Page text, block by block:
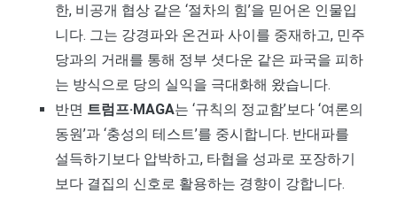
한, 비공개 협상 같은 ‘절차의 힘’을 믿어온 인물입
니다. 그는 강경파와 온건파 사이를 중재하고, 민주
당과의 거래를 통해 정부 셧다운 같은 파국을 피하
는 방식으로 당의 실익을 극대화해 왔습니다.
반면 트럼프·MAGA는 ‘규칙의 정교함’보다 ‘여론의
동원’과 ‘충성의 테스트’를 중시합니다. 반대파를
설득하기보다 압박하고, 타협을 성과로 포장하기
보다 결집의 신호로 활용하는 경향이 강합니다.